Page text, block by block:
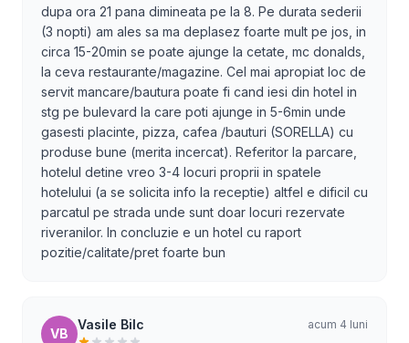
dupa ora 21 pana dimineata pe la 8. Pe durata sederii
(3 nopti) am ales sa ma deplasez foarte mult pe jos, in
circa 15-20min se poate ajunge la cetate, mc donalds,
la ceva restaurante/magazine. Cel mai apropiat loc de
servit mancare/bautura poate fi cand iesi din hotel in
stg pe bulevard la care poti ajunge in 5-6min unde
gasesti placinte, pizza, cafea /bauturi (SORELLA) cu
produse bune (merita incercat). Referitor la parcare,
hotelul detine vreo 3-4 locuri proprii in spatele
hotelului (a se solicita info la receptie) altfel e dificil cu
parcatul pe strada unde sunt doar locuri rezervate
riveranilor. In concluzie e un hotel cu raport
pozitie/calitate/pret foarte bun
VB
Vasile Bilc acum 4 luni